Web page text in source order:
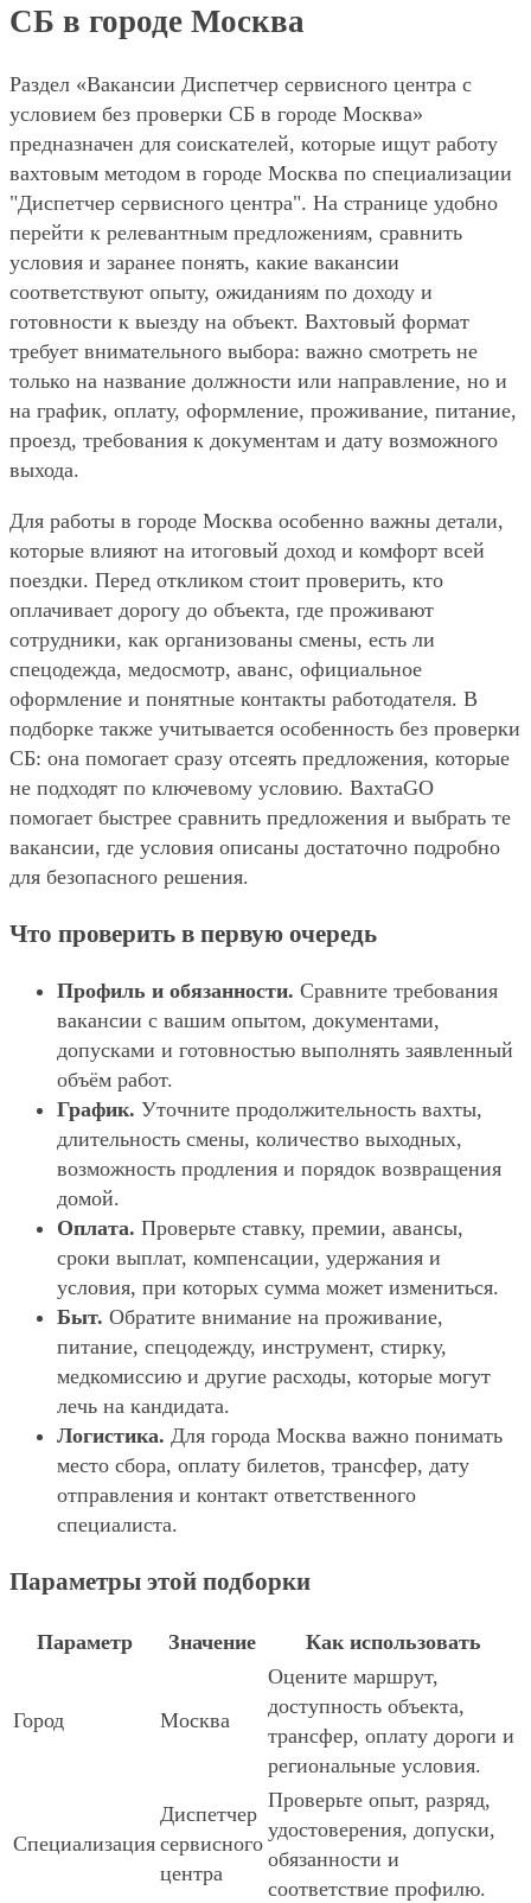
СБ в городе Москва
Раздел «Вакансии Диспетчер сервисного центра с
условием без проверки СБ в городе Москва»
предназначен для соискателей, которые ищут работу
вахтовым методом в городе Москва по специализации
"Диспетчер сервисного центра". На странице удобно
перейти к релевантным предложениям, сравнить
условия и заранее понять, какие вакансии
соответствуют опыту, ожиданиям по доходу и
готовности к выезду на объект. Вахтовый формат
требует внимательного выбора: важно смотреть не
только на название должности или направление, но и
на график, оплату, оформление, проживание, питание,
проезд, требования к документам и дату возможного
выхода.
Для работы в городе Москва особенно важны детали,
которые влияют на итоговый доход и комфорт всей
поездки. Перед откликом стоит проверить, кто
оплачивает дорогу до объекта, где проживают
сотрудники, как организованы смены, есть ли
спецодежда, медосмотр, аванс, официальное
оформление и понятные контакты работодателя. В
подборке также учитывается особенность без проверки
СБ: она помогает сразу отсеять предложения, которые
не подходят по ключевому условию. ВахтаGO
помогает быстрее сравнить предложения и выбрать те
вакансии, где условия описаны достаточно подробно
для безопасного решения.
Что проверить в первую очередь
Профиль и обязанности. Сравните требования
вакансии с вашим опытом, документами,
допусками и готовностью выполнять заявленный
объём работ.
График. Уточните продолжительность вахты,
длительность смены, количество выходных,
возможность продления и порядок возвращения
домой.
Оплата. Проверьте ставку, премии, авансы,
сроки выплат, компенсации, удержания и
условия, при которых сумма может измениться.
Быт. Обратите внимание на проживание,
питание, спецодежду, инструмент, стирку,
медкомиссию и другие расходы, которые могут
лечь на кандидата.
Логистика. Для города Москва важно понимать
место сбора, оплату билетов, трансфер, дату
отправления и контакт ответственного
специалиста.
Параметры этой подборки
Параметр Значение Как использовать
Город Москва
Оцените маршрут,
доступность объекта,
трансфер, оплату дороги и
региональные условия.
Специализация
Диспетчер
сервисного
центра
Проверьте опыт, разряд,
удостоверения, допуски,
обязанности и
соответствие профилю.